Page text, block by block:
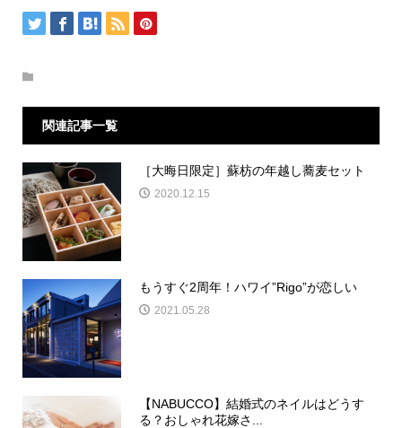
関連記事一覧
［大晦日限定］蘇枋の年越し蕎麦セット
2020.12.15
もうすぐ2周年！ハワイ”Rigo”が恋しい
2021.05.28
【NABUCCO】結婚式のネイルはどうす
る？おしゃれ花嫁さ...